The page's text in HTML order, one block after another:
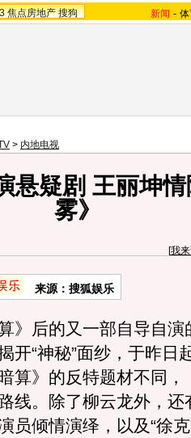
焦点房地产 搜狗 新闻 -
> 内地电视
悬疑剧 王丽坤
雾》
[我
来源：搜狐娱乐
》后的又一部自导自演
开“神秘”面纱，于昨日
算》的反特题材不同，
线。除了柳云龙外，还
员倾情演绎，以及“徐